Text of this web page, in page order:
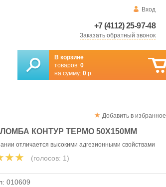
Вход
+7 (4112) 25-97-48
Заказать обратный звонок
В корзине
товаров: 0
на сумму: 0 р.
Добавить в избранное
КОНТУР ТЕРМО 50Х150ММ
отличается высокими адгезионными свойствами
(голосов: 1)
010609